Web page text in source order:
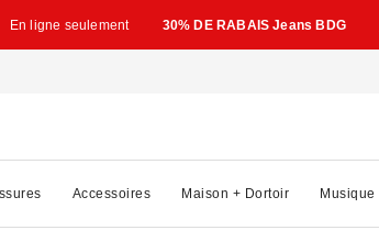
En ligne seulement 30% DE RABAIS Jeans BDG
Accessoires Maison + Dortoir Musique